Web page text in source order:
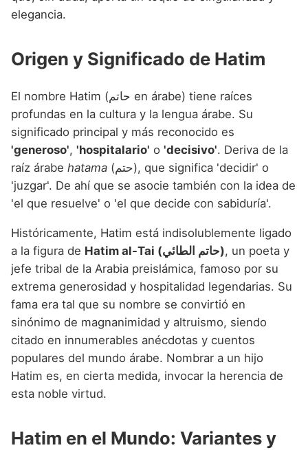
elegancia.
Origen y Significado de Hatim
El nombre Hatim (حاتم en árabe) tiene raíces
profundas en la cultura y la lengua árabe. Su
significado principal y más reconocido es
'generoso', 'hospitalario' o 'decisivo'. Deriva de la
raíz árabe hatama (حتم), que significa 'decidir' o
'juzgar'. De ahí que se asocie también con la idea de
'el que resuelve' o 'el que decide con sabiduría'.
Históricamente, Hatim está indisolublemente ligado
a la figura de
Hatim al-Tai (حاتم الطائي), un poeta y
jefe tribal de la Arabia preislámica, famoso por su
extrema generosidad y hospitalidad legendarias. Su
fama era tal que su nombre se convirtió en
sinónimo de magnanimidad y altruismo, siendo
citado en innumerables anécdotas y cuentos
populares del mundo árabe. Nombrar a un hijo
Hatim es, en cierta medida, invocar la herencia de
esta noble virtud.
Hatim en el Mundo: Variantes y